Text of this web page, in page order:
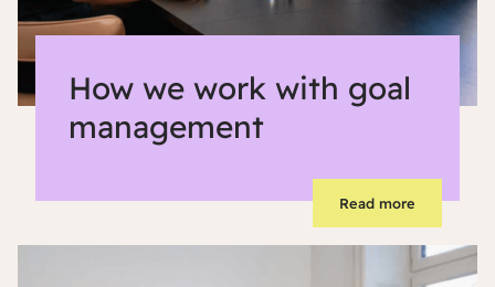
How we work with goal
management
Read more